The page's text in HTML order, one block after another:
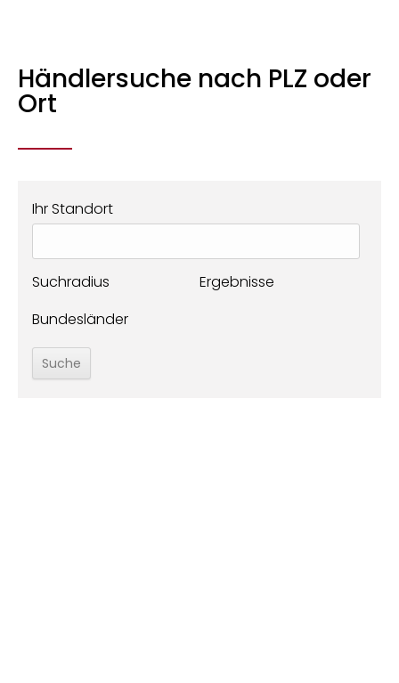
Händlersuche nach PLZ oder
Ort
Ihr Standort
Suchradius
Ergebnisse
Bundesländer